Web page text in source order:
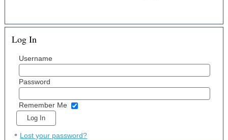
Log In
Username
Password
Remember Me
Lost your password?